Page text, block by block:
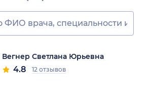
Вегнер Светлана Юрьевна
4.8 12 отзывов